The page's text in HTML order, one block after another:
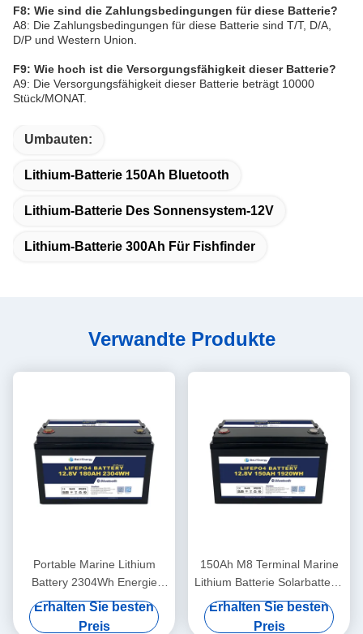
F8: Wie sind die Zahlungsbedingungen für diese Batterie?
A8: Die Zahlungsbedingungen für diese Batterie sind T/T, D/A,
D/P und Western Union.
F9: Wie hoch ist die Versorgungsfähigkeit dieser Batterie?
A9: Die Versorgungsfähigkeit dieser Batterie beträgt 10000
Stück/MONAT.
Umbauten:
Lithium-Batterie 150Ah Bluetooth
Lithium-Batterie Des Sonnensystem-12V
Lithium-Batterie 300Ah Für Fishfinder
Verwandte Produkte
Portable Marine Lithium
Battery 2304Wh Energie
260A Spitzenentladung
Erhalten Sie besten
Preis
150Ah M8 Terminal Marine
Lithium Batterie Solarbatterie
12,8V ABS Gehäuse
Erhalten Sie besten
Preis